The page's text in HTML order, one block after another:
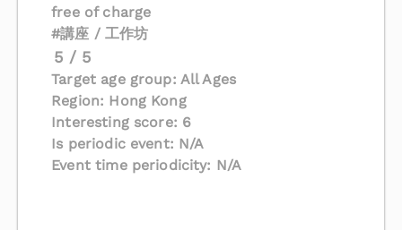
free of charge
#講座 / 工作坊
5 / 5
Target age group: All Ages
Region: Hong Kong
Interesting score: 6
Is periodic event: N/A
Event time periodicity: N/A